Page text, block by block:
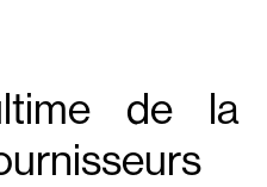
de la